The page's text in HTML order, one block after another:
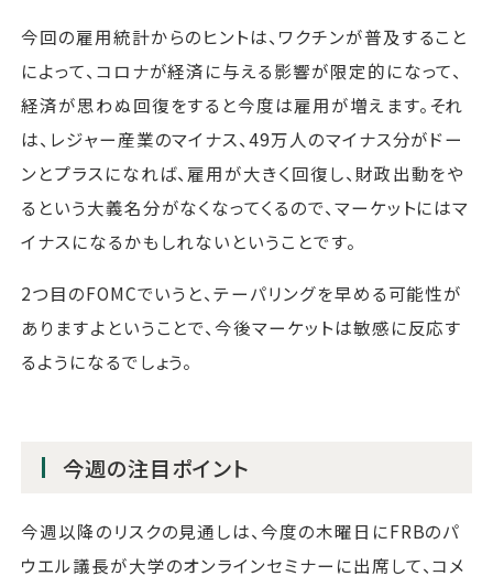
今回の雇用統計からのヒントは、ワクチンが普及すること
によって、コロナが経済に与える影響が限定的になって、
経済が思わぬ回復をすると今度は雇用が増えます。それ
は、レジャー産業のマイナス、49万人のマイナス分がドー
ンとプラスになれば、雇用が大きく回復し、財政出動をや
るという大義名分がなくなってくるので、マーケットにはマ
イナスになるかもしれないということです。
2つ目のFOMCでいうと、テーパリングを早める可能性が
ありますよということで、今後マーケットは敏感に反応す
るようになるでしょう。
今週の注目ポイント
今週以降のリスクの見通しは、今度の木曜日にFRBのパ
ウエル議長が大学のオンラインセミナーに出席して、コメ